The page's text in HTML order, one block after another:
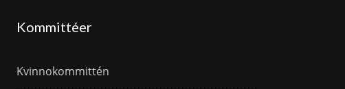
Kommittéer
Kvinnokommittén